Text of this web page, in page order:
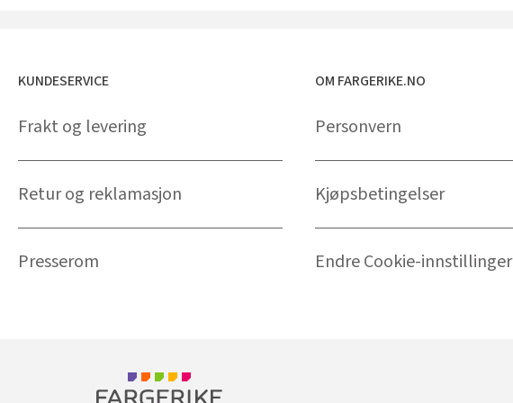
KUNDESERVICE
Frakt og levering
Retur og reklamasjon
Presserom
OM FARGERIKE.NO
Personvern
Kjøpsbetingelser
Endre Cookie-innstillinger